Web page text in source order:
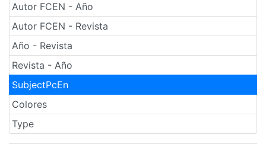
Autor FCEN - Año
Autor FCEN - Revista
Año - Revista
Revista - Año
SubjectPcEn
Colores
Type